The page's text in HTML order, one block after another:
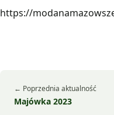
https://
← Poprzednia aktualność
Majówka 2023